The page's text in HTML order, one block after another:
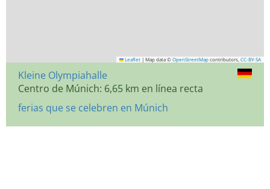
Leaflet | Map data © OpenStreetMap contributors, CC-BY-SA
Kleine Olympiahalle
Centro de Múnich: 6,65 km en línea recta
ferias que se celebren en Múnich